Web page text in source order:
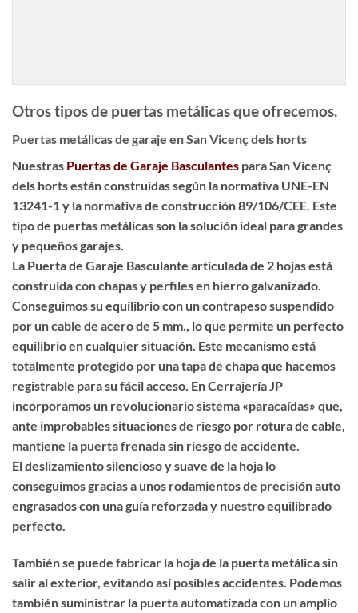
Otros tipos de puertas metálicas que ofrecemos.
Puertas metálicas de garaje en San Vicenç dels horts
Nuestras Puertas de Garaje Basculantes para San Vicenç
dels horts están construidas según la normativa UNE-EN
13241-1 y la normativa de construcción 89/106/CEE. Este
tipo de puertas metálicas son la solución ideal para grandes
y pequeños garajes.
La Puerta de Garaje Basculante articulada de 2 hojas está
construida con chapas y perfiles en hierro galvanizado.
Conseguimos su equilibrio con un contrapeso suspendido
por un cable de acero de 5 mm., lo que permite un perfecto
equilibrio en cualquier situación. Este mecanismo está
totalmente protegido por una tapa de chapa que hacemos
registrable para su fácil acceso. En Cerrajería JP
incorporamos un revolucionario sistema «paracaídas» que,
ante improbables situaciones de riesgo por rotura de cable,
mantiene la puerta frenada sin riesgo de accidente.
El deslizamiento silencioso y suave de la hoja lo
conseguimos gracias a unos rodamientos de precisión auto
engrasados con una guía reforzada y nuestro equilibrado
perfecto.
También se puede fabricar la hoja de la puerta metálica sin
salir al exterior, evitando así posibles accidentes. Podemos
también suministrar la puerta automatizada con un amplio